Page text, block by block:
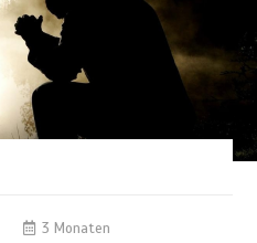
3 Monaten